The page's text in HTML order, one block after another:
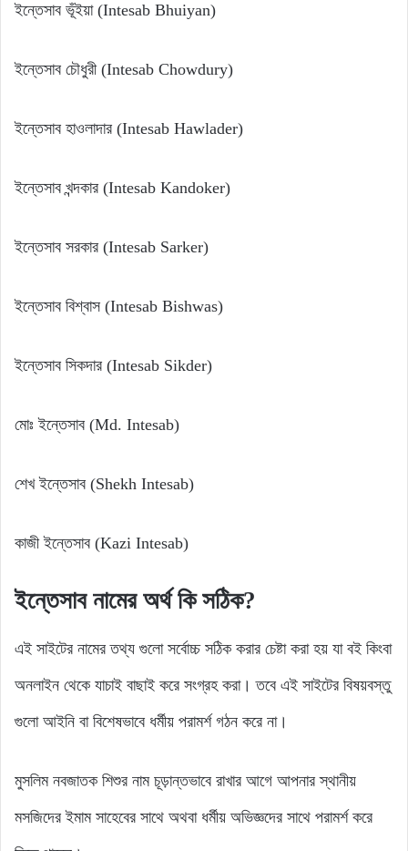
ইন্তেসাব ভূঁইয়া (Intesab Bhuiyan)
ইন্তেসাব চৌধুরী (Intesab Chowdury)
ইন্তেসাব হাওলাদার (Intesab Hawlader)
ইন্তেসাব খন্দকার (Intesab Kandoker)
ইন্তেসাব সরকার (Intesab Sarker)
ইন্তেসাব বিশ্বাস (Intesab Bishwas)
ইন্তেসাব সিকদার (Intesab Sikder)
মোঃ ইন্তেসাব (Md. Intesab)
শেখ ইন্তেসাব (Shekh Intesab)
কাজী ইন্তেসাব (Kazi Intesab)
ইন্তেসাব নামের অর্থ কিসঠিক?
এই সাইটের নামের তথ্য গুলো সর্বোচ্চ সঠিক করার চেষ্টা করা হয় যা বই কিংবা
অনলাইন থেকে যাচাই বাছাই করে সংগ্রহ করা। তবে এই সাইটের বিষয়বস্তু
গুলো আইনি বা বিশেষভাবে ধর্মীয় পরামর্শ গঠন করে না।
মুসলিম নবজাতক শিশুর নাম চূড়ান্তভাবে রাখার আগে আপনার স্থানীয়
মসজিদের ইমাম সাহেবের সাথে অথবা ধর্মীয় অভিজ্ঞদের সাথে পরামর্শ করে